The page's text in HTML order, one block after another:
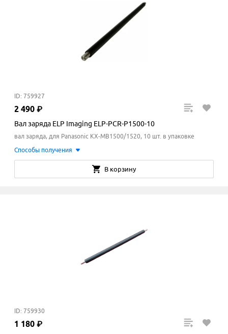
ID: 759927
2 490 ₽
Вал заряда ELP Imaging ELP-PCR-P1500-10
вал заряда, для Panasonic KX-MB1500/1520, 10 шт. в упаковке
Способы получения
В корзину
ID: 759930
1 180 ₽